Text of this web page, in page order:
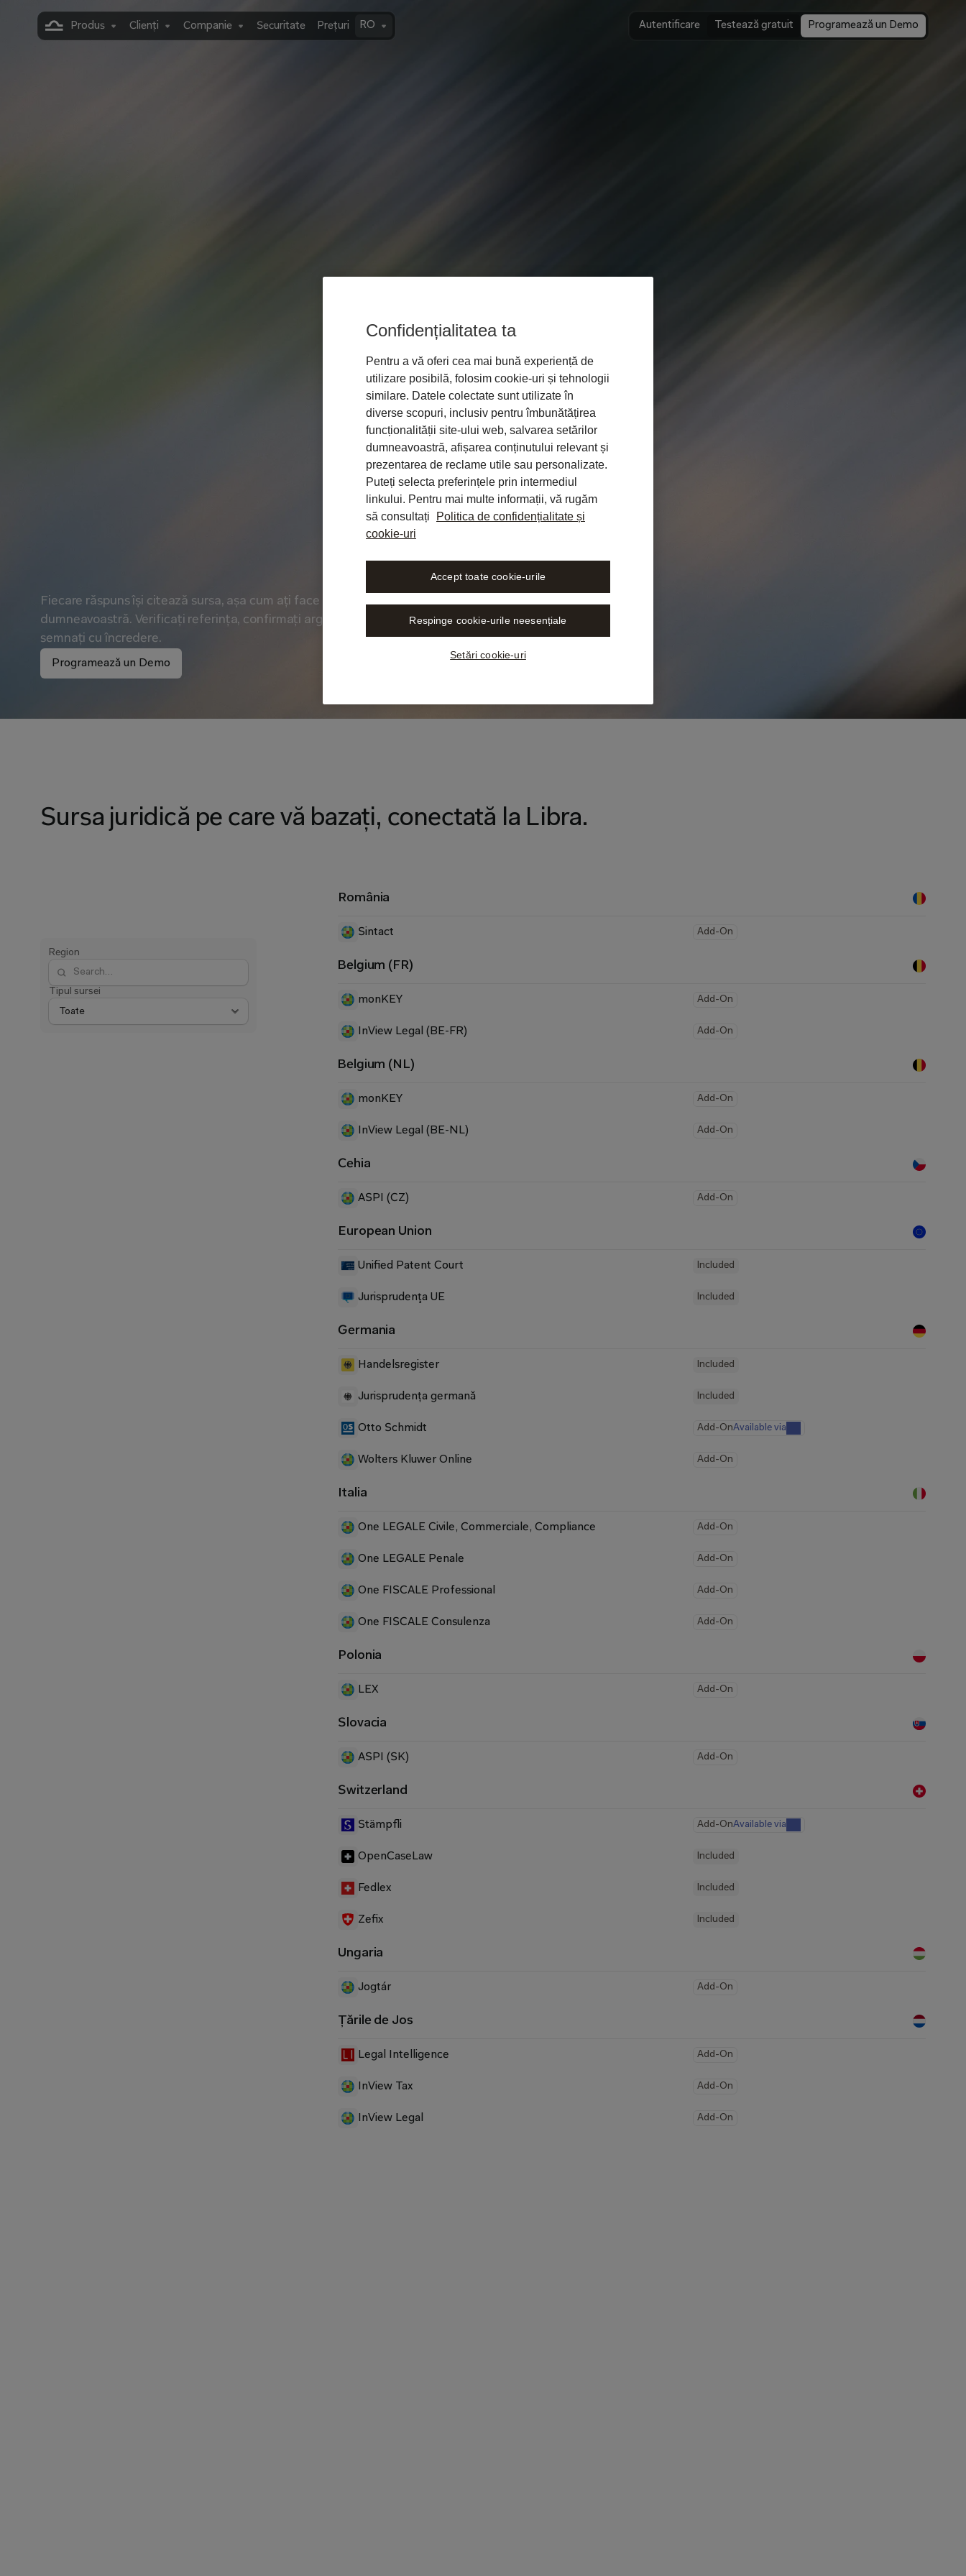
Produs Clienți Companie Securitate Prețuri RO Autentificare Testează gratuit Programează un Demo
surselede
Fiecare răspuns își citează sursa, așa cum ați face și
dumneavoastră. Verificați referința, confirmați argumentul și
semnați cu încredere.
Programează un Demo
Sursa juridică pe care vă bazați, conectată la Libra.
Region
Tipul sursei
România
Sintact Add-On
Belgium (FR)
monKEY Add-On
InView Legal (BE-FR) Add-On
Belgium (NL)
monKEY Add-On
InView Legal (BE-NL) Add-On
Cehia
ASPI (CZ) Add-On
European Union
Unified Patent Court Included
Jurisprudenţa UE Included
Germania
Handelsregister Included
Jurisprudența germană Included
Otto Schmidt Add-OnAvailable via
Wolters Kluwer Online Add-On
Italia
One LEGALE Civile, Commerciale, Compliance Add-On
One LEGALE Penale Add-On
One FISCALE Professional Add-On
One FISCALE Consulenza Add-On
Polonia
LEX Add-On
Slovacia
ASPI (SK) Add-On
Switzerland
Stämpfli Add-OnAvailable via
OpenCaseLaw Included
Fedlex Included
Zefix Included
Ungaria
Jogtár Add-On
Țările de Jos
Legal Intelligence Add-On
InView Tax Add-On
InView Legal Add-On
Confidențialitatea ta
Pentru a vă oferi cea mai bună experiență de
utilizare posibilă, folosim cookie-uri și tehnologii
similare. Datele colectate sunt utilizate în
diverse scopuri, inclusiv pentru îmbunătățirea
funcționalității site-ului web, salvarea setărilor
dumneavoastră, afișarea conținutului relevant și
prezentarea de reclame utile sau personalizate.
Puteți selecta preferințele prin intermediul
linkului. Pentru mai multe informații, vă rugăm
să consultați
Politica de confidențialitate și
cookie-uri
Setări cookie-uri
Respinge cookie-urile neesențiale
Accept toate cookie-urile